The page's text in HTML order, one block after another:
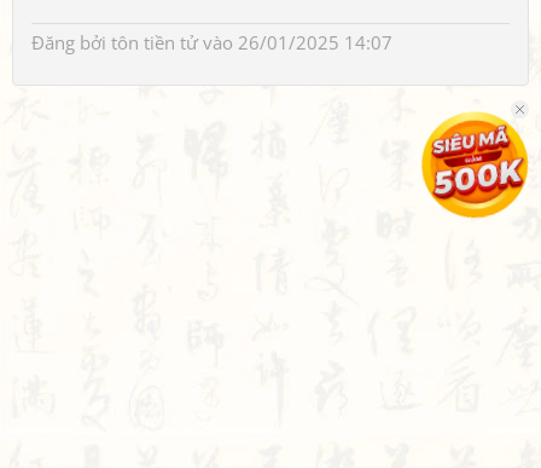
Đăng bởi tôn tiền tửvào 26/01/2025 14:07